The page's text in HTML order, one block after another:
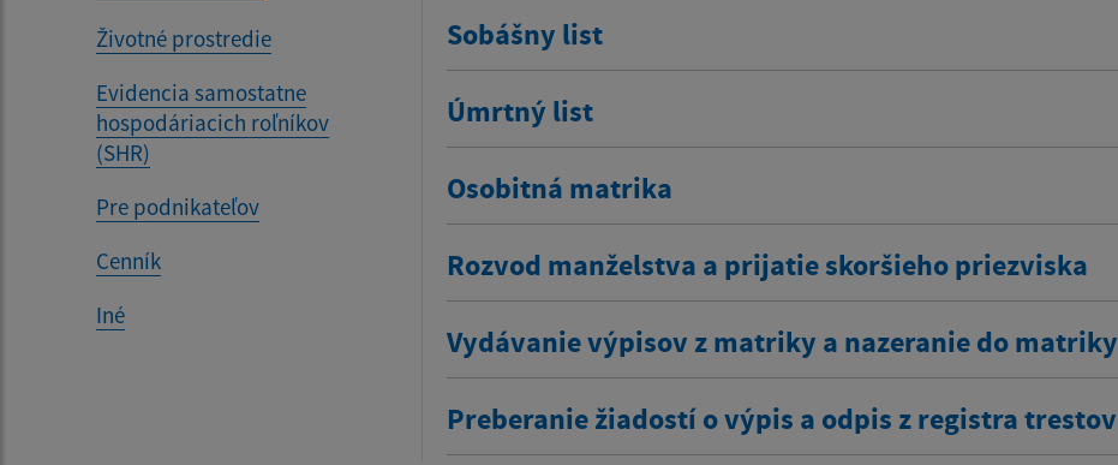
Životné prostredie
Evidencia samostatne
hospodáriacich roľníkov
(SHR)
Pre podnikateľov
Cenník
Iné
Sobášny list
Úmrtný list
Osobitná matrika
Rozvod manželstva a prijatie skoršieho priezviska
Vydávanie výpisov z matriky a nazeranie do matriky
Preberanie žiadostí o výpis a odpis z registra trestov